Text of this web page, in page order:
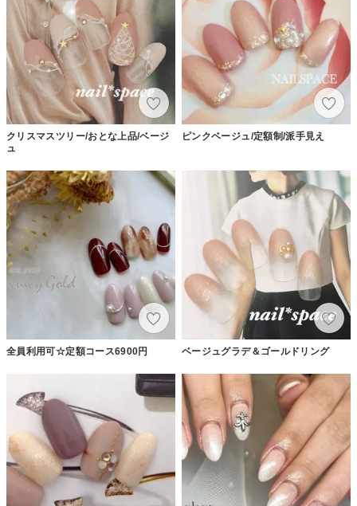
クリスマスツリー/おとな上品/ベージ
ュ
ピンクベージュ/定額制/派手見え
全員利用可☆定額コース6900円 ベージュグラデ＆ゴールドリング